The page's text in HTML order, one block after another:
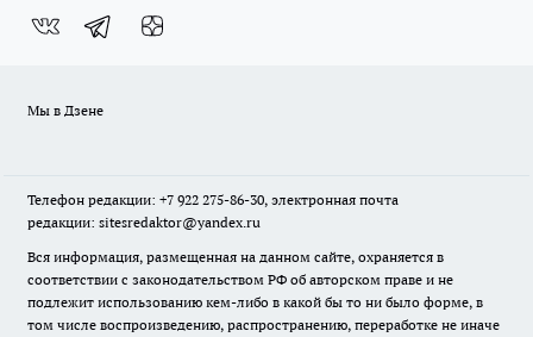
Мы в Дзене
Телефон редакции: +7 922 275-86-30, электронная почта
редакции: sitesredaktor@yandex.ru
Вся информация, размещенная на данном сайте, охраняется в
соответствии с законодательством РФ об авторском праве и не
подлежит использованию кем-либо в какой бы то ни было форме, в
том числе воспроизведению, распространению, переработке не иначе